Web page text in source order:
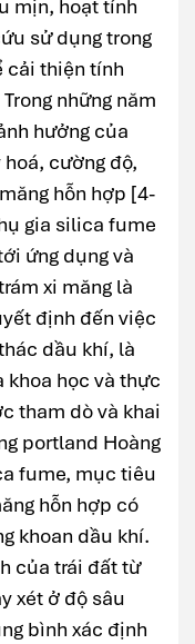
mịn, hoạt tính
sử dụng trong
cải thiện tính
những năm
hưởng của
cường độ,
hỗn hợp [4-
gia silica fume
ứng dụng và
xi măng là
định đến việc
dầu khí, là
khoa học và thực
tham dò và khai
portland Hoàng
fume, mục tiêu
hỗn hợp có
khoan dầu khí.
của trái đất từ
xét ở độ sâu
bình xác định